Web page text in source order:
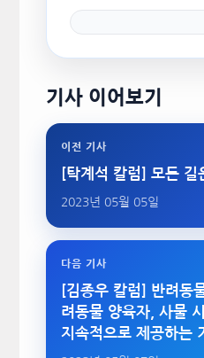
기사 이어보기
이전 기사
[탁계석 칼럼] 모든
2023년 05월 05일
다음 기사
[김종우 칼럼] 반려동
려동물 양육자, 사물
지속적으로 제공하는